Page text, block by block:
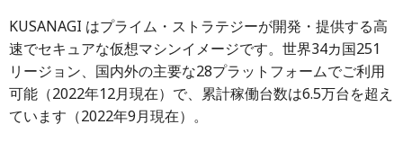
KUSANAGI はプライム・ストラテジーが開発・提供する高
速でセキュアな仮想マシンイメージです。世界34カ国251
リージョン、国内外の主要な28プラットフォームでご利用
可能（2022年12月現在）で、累計稼働台数は6.5万台を超え
ています（2022年9月現在）。